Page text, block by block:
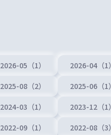
2026-05（1） 2026-04（1）
2025-08（2） 2025-06（1）
2024-03（1） 2023-12（1）
2022-09（1） 2022-08（3）